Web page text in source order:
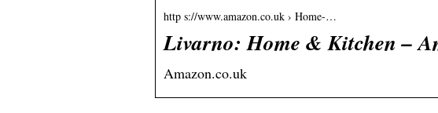
http s://www.amazon.co.uk › Home-…
Livarno: Home & Kitchen –
Amazon.co.uk